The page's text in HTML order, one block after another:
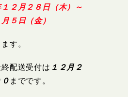
２月２８日（木）～
５日（金）
す。
配送受付は １２月２
までです。